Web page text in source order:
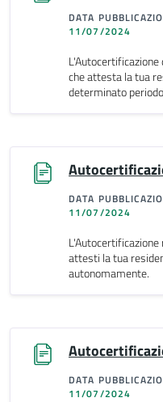
DATA
11/07/2024
che attesta la tua
determinato
DATA
11/07/2024
L'Autocertificazione
attesti la tua
autonomamente.
DATA
11/07/2024